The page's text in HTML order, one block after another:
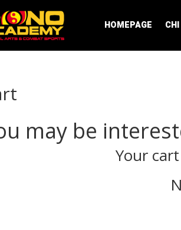
HOMEPAGE
may be
Your